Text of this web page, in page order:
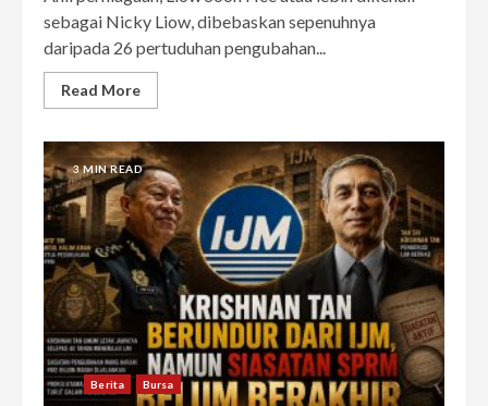
sebagai Nicky Liow, dibebaskan sepenuhnya
daripada 26 pertuduhan pengubahan...
Read More
3 MIN READ
Berita Bursa